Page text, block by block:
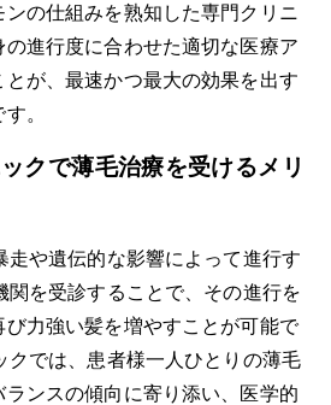
の仕組みを熟知した専門クリニ
進行度に合わせた適切な医療ア
が、最速かつ最大の効果を出す
。
クで薄毛治療を受けるメリ
走や遺伝的な影響によって進行す
関を受診することで、その進行を
力強い髪を増やすことが可能で
クでは、患者様一人ひとりの薄毛
ンスの傾向に寄り添い、医学的